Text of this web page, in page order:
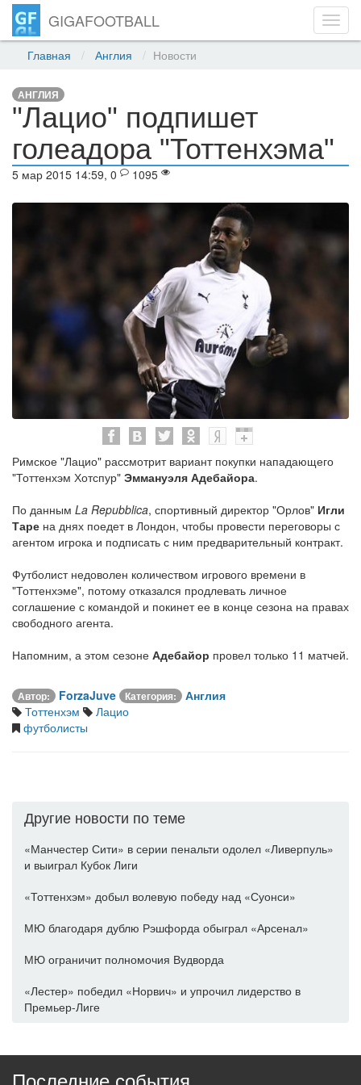
GIGAFOOTBALL
Главная Англия Новости
АНГЛИЯ
"Лацио" подпишет
голеадора "Тоттенхэма"
5 мар 2015 14:59, 0 1095
Римское "Лацио" рассмотрит вариант покупки нападающего
"Тоттенхэм Хотспур" Эммануэля Адебайора.
По данным La Repubblica, спортивный директор "Орлов" Игли
Таре на днях поедет в Лондон, чтобы провести переговоры с
агентом игрока и подписать с ним предварительный контракт.
Футболист недоволен количеством игрового времени в
"Тоттенхэме", потому отказался продлевать личное
соглашение с командой и покинет ее в конце сезона на правах
свободного агента.
Напомним, а этом сезоне Адебайор провел только 11 матчей.
Автор: ForzaJuve Категория:
Англия
Тоттенхэм
Лацио
футболисты
Другие новости по теме
«Манчестер Сити» в серии пенальти одолел «Ливерпуль»
и выиграл Кубок Лиги
«Тоттенхэм» добыл волевую победу над «Суонси»
МЮ благодаря дублю Рэшфорда обыграл «Арсенал»
МЮ ограничит полномочия Вудворда
«Лестер» победил «Норвич» и упрочил лидерство в
Премьер-Лиге